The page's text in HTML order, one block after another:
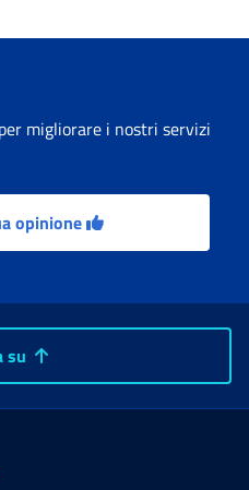
migliorare i nostri servizi
opinione
su